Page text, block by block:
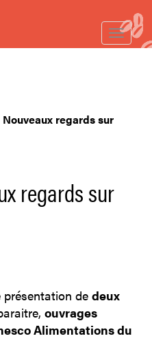
Toggle
regards sur
regards sur
dedeux
ouvrages
Alimentations du